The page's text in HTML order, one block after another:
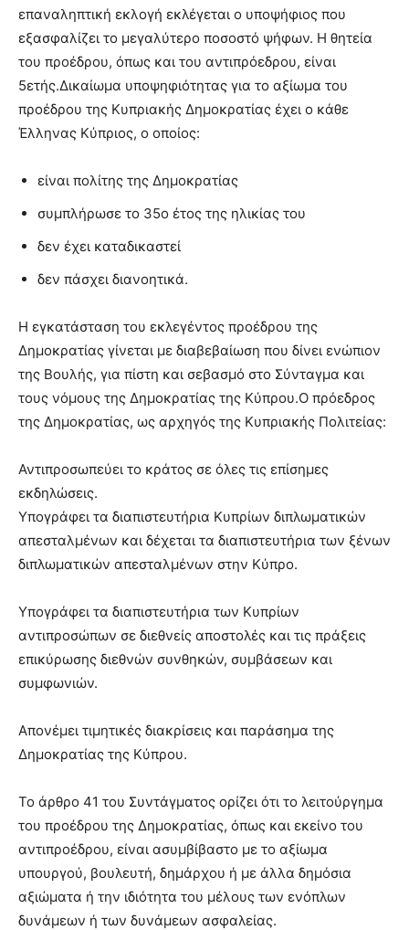
επαναληπτική εκλογή εκλέγεται ο υποψήφιος που
εξασφαλίζει το μεγαλύτερο ποσοστό ψήφων. Η θητεία
του προέδρου, όπως και του αντιπρόεδρου, είναι
5ετής.Δικαίωμα υποψηφιότητας για το αξίωμα του
προέδρου της Κυπριακής Δημοκρατίας έχει ο κάθε
Έλληνας Κύπριος, ο οποίος:
είναι πολίτης της Δημοκρατίας
συμπλήρωσε το 35ο έτος της ηλικίας του
δεν έχει καταδικαστεί
δεν πάσχει διανοητικά.
Η εγκατάσταση του εκλεγέντος προέδρου της
Δημοκρατίας γίνεται με διαβεβαίωση που δίνει ενώπιον
της Βουλής, για πίστη και σεβασμό στο Σύνταγμα και
τους νόμους της Δημοκρατίας της Κύπρου.Ο πρόεδρος
της Δημοκρατίας, ως αρχηγός της Κυπριακής Πολιτείας:
Αντιπροσωπεύει το κράτος σε όλες τις επίσημες
εκδηλώσεις.
Υπογράφει τα διαπιστευτήρια Κυπρίων διπλωματικών
απεσταλμένων και δέχεται τα διαπιστευτήρια των ξένων
διπλωματικών απεσταλμένων στην Κύπρο.
Υπογράφει τα διαπιστευτήρια των Κυπρίων
αντιπροσώπων σε διεθνείς αποστολές και τις πράξεις
επικύρωσης διεθνών συνθηκών, συμβάσεων και
συμφωνιών.
Απονέμει τιμητικές διακρίσεις και παράσημα της
Δημοκρατίας της Κύπρου.
Το άρθρο 41 του Συντάγματος ορίζει ότι το λειτούργημα
του προέδρου της Δημοκρατίας, όπως και εκείνο του
αντιπροέδρου, είναι ασυμβίβαστο με το αξίωμα
υπουργού, βουλευτή, δημάρχου ή με άλλα δημόσια
αξιώματα ή την ιδιότητα του μέλους των ενόπλων
δυνάμεων ή των δυνάμεων ασφαλείας.